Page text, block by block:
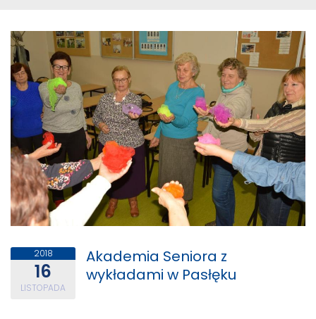
2018
16
LISTOPADA
Akademia Seniora z
wykładami w Pasłęku